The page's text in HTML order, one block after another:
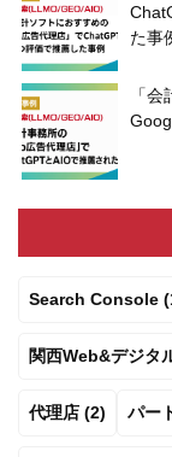
た事
「
Search Console
関西Web&デジタ
代理店 (2) パー